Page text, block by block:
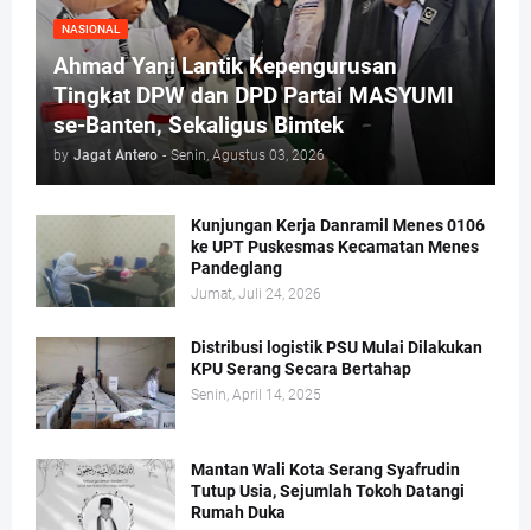
NASIONAL
Ahmad Yani Lantik Kepengurusan
Tingkat DPW dan DPD Partai MASYUMI
se-Banten, Sekaligus Bimtek
by Jagat Antero - Senin, Agustus 03, 2026
Kunjungan Kerja Danramil Menes 0106
ke UPT Puskesmas Kecamatan Menes
Pandeglang
Jumat, Juli 24, 2026
Distribusi logistik PSU Mulai Dilakukan
KPU Serang Secara Bertahap
Senin, April 14, 2025
Mantan Wali Kota Serang Syafrudin
Tutup Usia, Sejumlah Tokoh Datangi
Rumah Duka